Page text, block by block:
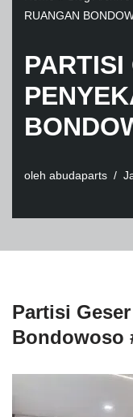
RUANGAN
PARTISI
oleh abudaparts
Partisi
Bondowoso